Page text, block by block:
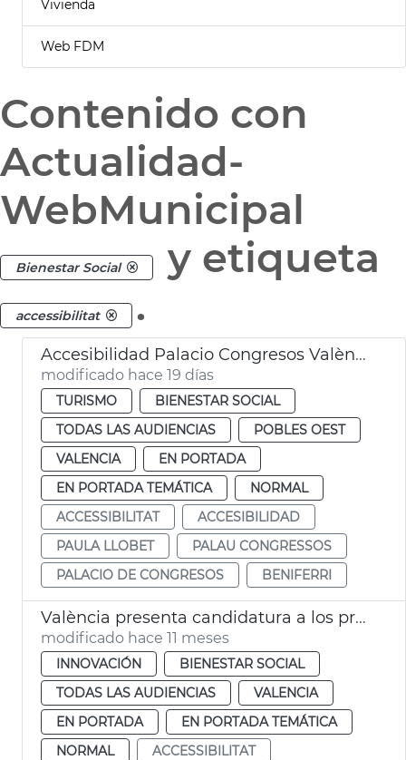
Vivienda
Web FDM
Contenido con
Actualidad-
WebMunicipal
Bienestar Social y etiqueta
accessibilitat .
Accesibilidad Palacio Congresos València
modificado hace 19 días
TURISMO
BIENESTAR SOCIAL
TODAS LAS AUDIENCIAS
POBLES OEST
VALENCIA
EN PORTADA
EN PORTADA TEMÁTICA
NORMAL
ACCESSIBILITAT
ACCESIBILIDAD
PAULA LLOBET
PALAU CONGRESSOS
PALACIO DE CONGRESOS
BENIFERRI
València presenta candidatura a los premios europeos de accesibilidad
modificado hace 11 meses
INNOVACIÓN
BIENESTAR SOCIAL
TODAS LAS AUDIENCIAS
VALENCIA
EN PORTADA
EN PORTADA TEMÁTICA
NORMAL
ACCESSIBILITAT